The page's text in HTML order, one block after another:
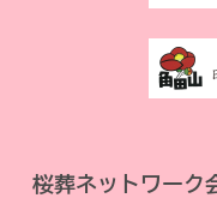
桜葬ネットワーク